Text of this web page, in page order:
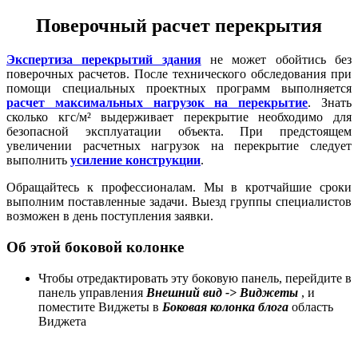
Поверочный расчет перекрытия
Экспертиза перекрытий зданияне может обойтись без
поверочных расчетов. После технического обследования при
помощи специальных проектных программ выполняется
расчет максимальных нагрузок на перекрытие. Знать
сколько кгс/м² выдерживает перекрытие необходимо для
безопасной эксплуатации объекта. При предстоящем
увеличении расчетных нагрузок на перекрытие следует
выполнить усиление конструкции.
Обращайтесь к профессионалам. Мы в кротчайшие сроки
выполним поставленные задачи. Выезд группы специалистов
возможен в день поступления заявки.
Об этой боковой колонке
Чтобы отредактировать эту боковую панель, перейдите в
панель управления Внешний вид -> Виджеты , и
поместите Виджеты в Боковая колонка блога область
Виджета